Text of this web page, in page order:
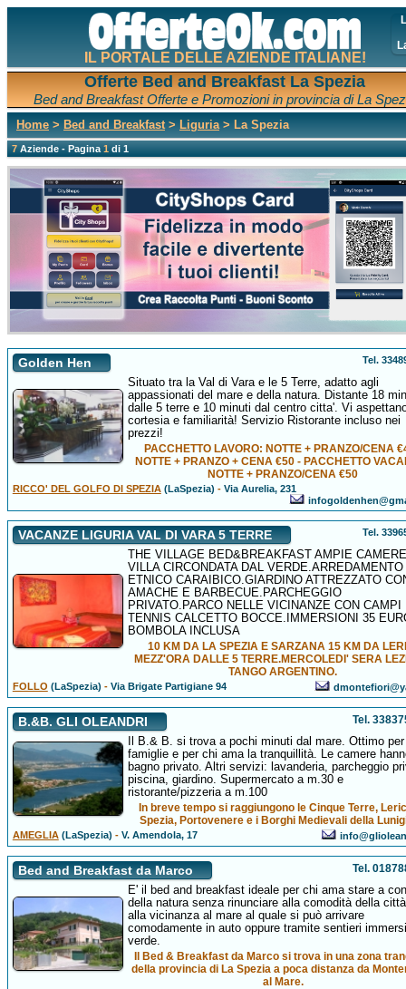
IL PORTALE DELLE AZIENDE ITALIANE!
Offerte Bed and Breakfast La Spezia
Bed and Breakfast Offerte e Promozioni in provincia di La
Home > Bed and Breakfast> Liguria> La Spezia
7Aziende - Pagina1di 1
Golden Hen Tel.
Situato tra la Val di Vara e le 5 Terre, adatto agli
appassionati del mare e della natura. Distante 18
dalle 5 terre e 10 minuti dal centro citta'. Vi
cortesia e familiarità! Servizio Ristorante incluso nei
prezzi!
PACCHETTO LAVORO: NOTTE + PRANZO/CENA
NOTTE + PRANZO + CENA €50 - PACCHETTO
NOTTE + PRANZO/CENA €50
RICCO' DEL GOLFO DI SPEZIA(LaSpezia) -Via Aurelia, 231
VACANZE LIGURIA VAL DI VARA 5 TERRE Tel.
THE VILLAGE BED&BREAKFAST AMPIE
VILLA CIRCONDATA DAL VERDE.ARREDAMENTO
ETNICO CARAIBICO.GIARDINO ATTREZZATO
AMACHE E BARBECUE.PARCHEGGIO
PRIVATO.PARCO NELLE VICINANZE CON CAMPI
TENNIS CALCETTO BOCCE.IMMERSIONI 35
BOMBOLA INCLUSA
10 KM DA LA SPEZIA E SARZANA 15 KM DA
MEZZ'ORA DALLE 5 TERRE.MERCOLEDI' SERA
TANGO ARGENTINO.
FOLLO (LaSpezia) -Via Brigate Partigiane 94
B.&B. GLI OLEANDRI Tel.
Il B.& B. si trova a pochi minuti dal mare. Ottimo
famiglie e per chi ama la tranquillità. Le camere
bagno privato. Altri servizi: lavanderia, parcheggio
piscina, giardino. Supermercato a m.30 e
ristorante/pizzeria a m.100
In breve tempo si raggiungono le Cinque Terre,
Spezia, Portovenere e i Borghi Medievali della
AMEGLIA(LaSpezia) -V. Amendola, 17
Bed and Breakfast da Marco Tel.
E' il bed and breakfast ideale per chi ama stare a
della natura senza rinunciare alla comodità della
alla vicinanza al mare al quale si può arrivare
comodamente in auto oppure tramite sentieri
verde.
Il Bed & Breakfast da Marco si trova in una zona
della provincia di La Spezia a poca distanza da
al Mare.